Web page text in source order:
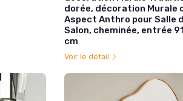
dorée, décoration Murale
Aspect Anthro pour Salle
Salon, cheminée, entrée
cm
Voir le détail